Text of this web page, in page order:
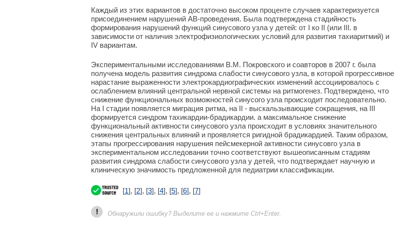
Каждый из этих вариантов в достаточно высоком проценте случаев характеризуется
присоединением нарушений АВ-проведения. Была подтверждена стадийность
формирования нарушений функций синусового узла у детей: от I ко II (или III. в
зависимости от наличия электрофизиологических условий для развития тахиаритмий) и
IV вариантам.
Экспериментальными исследованиями В.М. Покровского и соавторов в 2007 г. была
получена модель развития синдрома слабости синусового узла, в которой прогрессивное
нарастание выраженности электрокардиографических изменений ассоциировалось с
ослаблением влияний центральной нервной системы на ритмогенез. Подтверждено, что
снижение функциональных возможностей синусого узла происходит последовательно.
На I стадии появляется миграция ритма, на II - выскальзывающие сокращения, на III
формируется синдром тахикардии-брадикардии. а максимальное снижение
функциональный активности синусового узла происходит в условиях значительного
снижения центральных влияний и проявляется ригидной брадикардией. Таким образом,
этапы прогрессирования нарушения пейсмекерной активности синусовго узла в
экспериментальном исследовании точно соответствуют вышеописанным стадиям
развития синдрома слабости синусового узла у детей, что подтверждает научную и
клиническую значимость предложенной для педиатрии классификации.
[1], [2], [3], [4], [5], [6], [7]
! Обнаружили ошибку? Выделите ее и нажмите Ctrl+Enter.